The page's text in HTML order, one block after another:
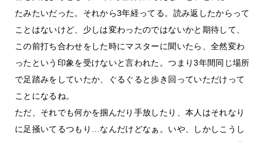
たみたいだった。それから3年経ってる。読み返したからって
ことはないけど、少しは変わったのではないかと期待して、
この前打ち合わせをした時にマスターに聞いたら、全然変わ
ったという印象を受けないと言われた。つまり3年間同じ場所
で足踏みをしていたか、ぐるぐると歩き回っていただけって
ことになるね。
ただ、それでも何かを掴んだり手放したり、本人はそれなり
に足掻いてるつもり…なんだけどなぁ。いや、しかしこうし